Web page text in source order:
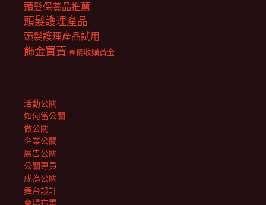
頭髮保養品推薦
頭髮護理產品
頭髮護理產品試用
飾金買賣 高價收購黃金
活動公關
如何當公關
做公關
企業公關
廣告公關
公關專員
成為公關
舞台設計